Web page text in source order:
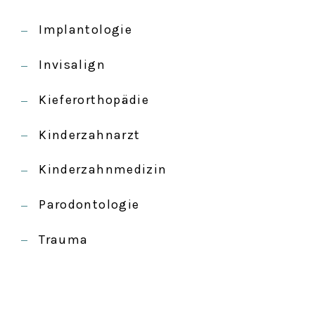
Implantologie
Invisalign
Kieferorthopädie
Kinderzahnarzt
Kinderzahnmedizin
Parodontologie
Trauma